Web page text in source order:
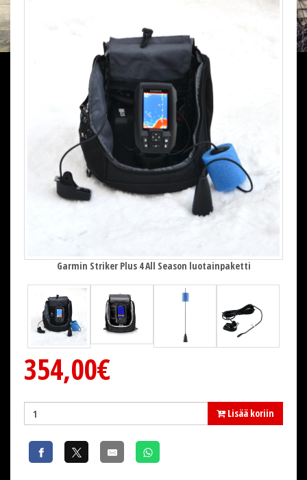
Garmin Striker Plus 4 All Season luotainpaketti
354,00€
Lisää koriin